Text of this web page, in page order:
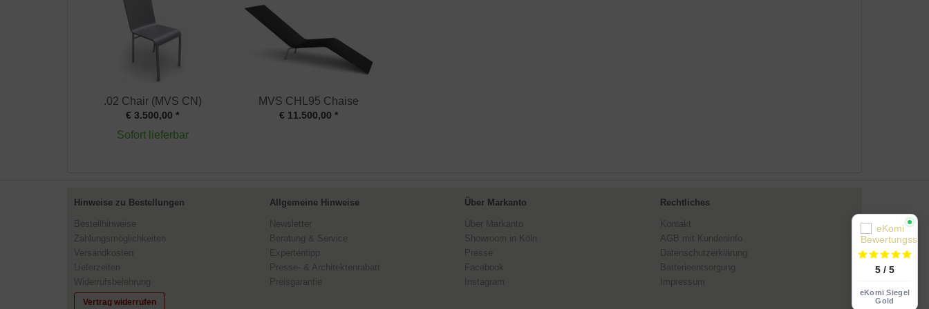
.02 Chair (MVS CN)
€ 3.500,00 *
Sofort lieferbar
MVS CHL95 Chaise
€ 11.500,00 *
Hinweise zu Bestellungen
Bestellhinweise
Zahlungsmöglichkeiten
Versandkosten
Lieferzeiten
Widerrufsbelehrung
Vertrag widerrufen
Allgemeine Hinweise
Newsletter
Beratung & Service
Expertentipp
Presse- & Architektenrabatt
Preisgarantie
Über Markanto
Über Markanto
Showroom in Köln
Presse
Facebook
Instagram
Rechtliches
Kontakt
AGB mit Kundeninfo
Datenschutzerklärung
Batterieentsorgung
Impressum
5 / 5
eKomi Siegel
Gold